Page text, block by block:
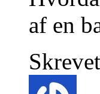
af en